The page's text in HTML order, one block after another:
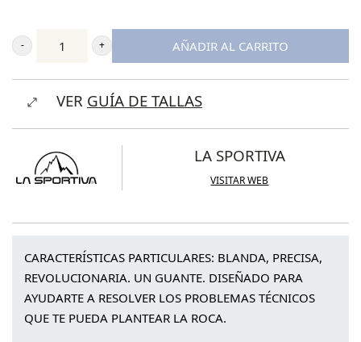
La
Sportiva
Solution
AÑADIR AL CARRITO
VER GUÍA DE TALLAS
LA SPORTIVA
VISITAR WEB
CARACTERÍSTICAS PARTICULARES: BLANDA, PRECISA,
REVOLUCIONARIA. UN GUANTE. DISEÑADO PARA
AYUDARTE A RESOLVER LOS PROBLEMAS TÉCNICOS
QUE TE PUEDA PLANTEAR LA ROCA.